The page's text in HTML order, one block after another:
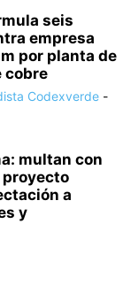
seis
empresa
por planta de
cobre
Codexverde -
multan con
proyecto
a
y